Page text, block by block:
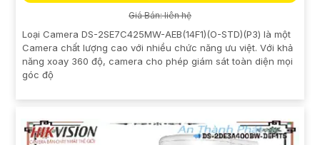
Giá Bán: liên hệ
Loại Camera DS-2SE7C425MW-AEB(14F1)(O-STD)(P3) là một
Camera chất lượng cao với nhiều chức năng ưu việt. Với khả
năng xoay 360 độ, camera cho phép giám sát toàn diện mọi
góc độ